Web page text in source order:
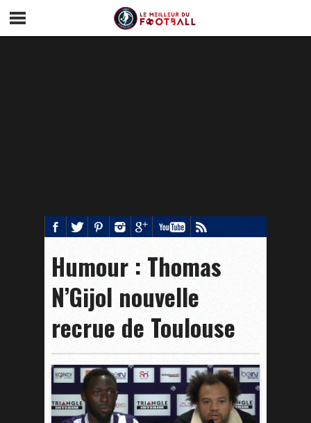
Humour : Thomas
N’Gijol nouvelle
recrue de Toulouse